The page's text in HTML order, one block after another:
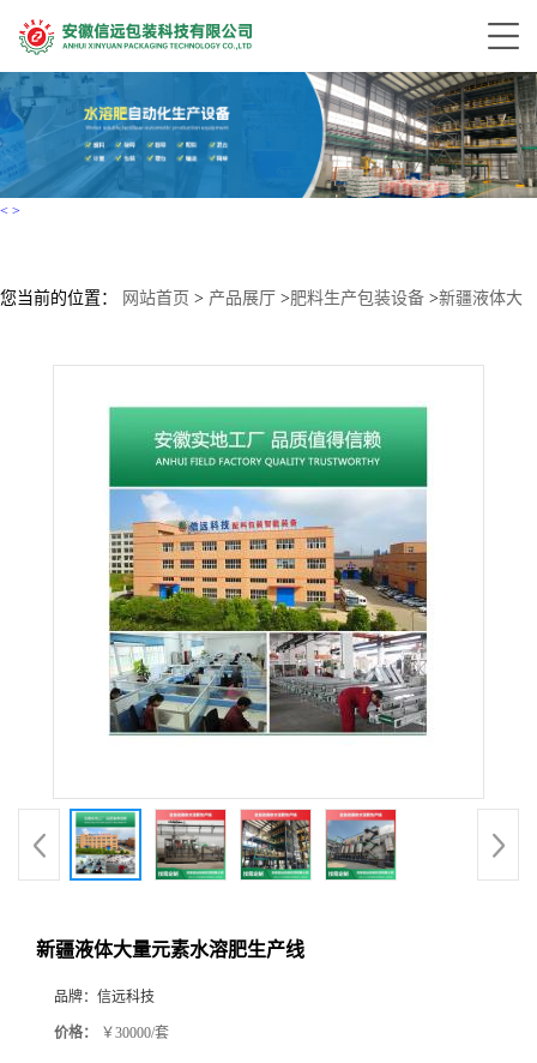
< >
您当前的位置： 网站首页 > 产品展厅 >肥料生产包装设备 >新疆液体大
新疆液体大量元素水溶肥生产线
品牌： 信远科技
价格： ￥30000/套